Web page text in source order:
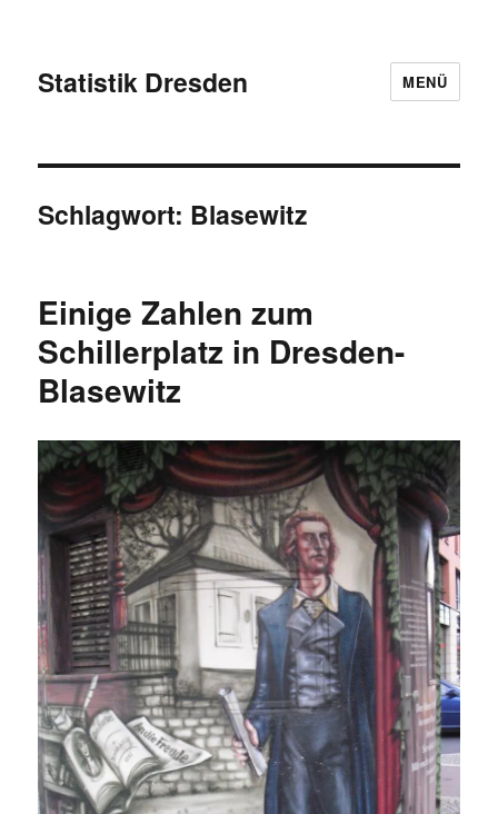
Statistik Dresden MENÜ
Schlagwort: Blasewitz
Einige Zahlen zum
Schillerplatz in Dresden-
Blasewitz